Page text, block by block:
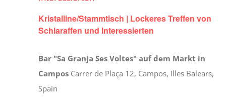
Kristalline/Stammtisch | Lockeres Treffen von
Schlaraffen und Interessierten
Bar "Sa Granja Ses Voltes" auf dem Markt in
Campos Carrer de Plaça 12, Campos, Illes Balears,
Spain